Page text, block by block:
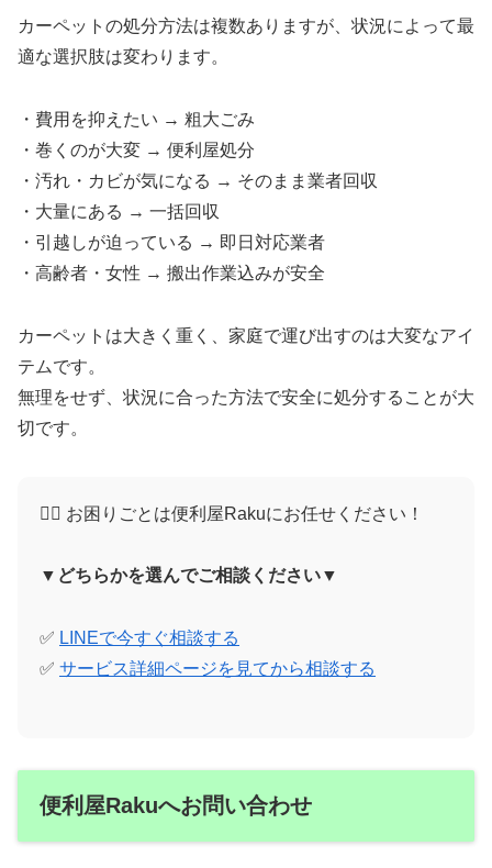
カーペットの処分方法は複数ありますが、状況によって最
適な選択肢は変わります。
・費用を抑えたい → 粗大ごみ
・巻くのが大変 → 便利屋処分
・汚れ・カビが気になる → そのまま業者回収
・大量にある → 一括回収
・引越しが迫っている → 即日対応業者
・高齢者・女性 → 搬出作業込みが安全
カーペットは大きく重く、家庭で運び出すのは大変なアイ
テムです。
無理をせず、状況に合った方法で安全に処分することが大
切です。
🙋‍♀️ お困りごとは便利屋Rakuにお任せください！
▼どちらかを選んでご相談ください▼
✅ LINEで今すぐ相談する
✅ サービス詳細ページを見てから相談する
便利屋Rakuへお問い合わせ